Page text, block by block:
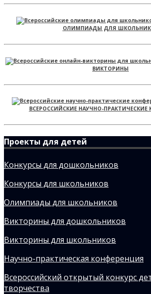
ОЛИМПИАДЫ ДЛЯ
ВИКТОРИНЫ
ВСЕРОССИЙСКИЕ НАУЧНО-
Проекты для детей
Конкурсы для дошкольников
Конкурсы для школьников
Олимпиады для школьников
Викторины для дошкольников
Викторины для школьников
Научно-практическая конференция
Всероссийский открытый конкурс
творчества